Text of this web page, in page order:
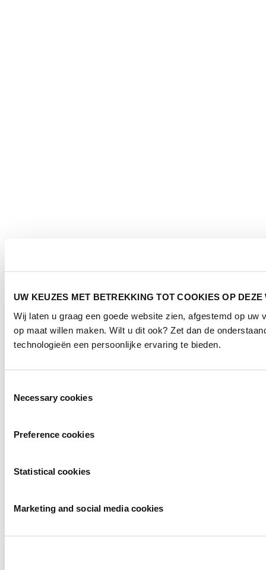
UW KEUZES MET BETREKKING TOT COOKIES OP DEZE
Wij laten u graag een goede website zien, afgestemd op
op maat willen maken. Wilt u dit ook? Zet dan de
technologieën een persoonlijke ervaring te bieden.
Necessary cookies
Preference cookies
Statistical cookies
Marketing and social media cookies